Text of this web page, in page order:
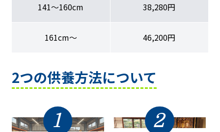
141〜160cm 38,280円
161cm〜 46,200円
2つの供養方法について
1 2